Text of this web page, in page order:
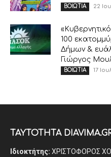
ΒΟΙΩΤΙΑ 22
100
Δήμων &
Γιώργος
ΒΟΙΩΤΙΑ 17
ΤΑΥΤΟΤΗΤΑ
Ιδιοκτήτης: ΧΡΙΣΤΟΦΟΡΟΣ